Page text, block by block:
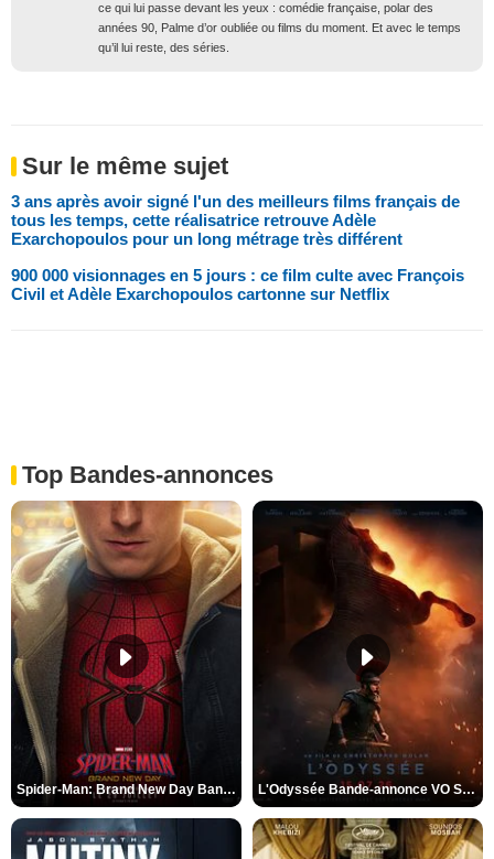
ce qui lui passe devant les yeux : comédie française, polar des
années 90, Palme d’or oubliée ou films du moment. Et avec le temps
qu’il lui reste, des séries.
Sur le même sujet
3 ans après avoir signé l'un des meilleurs films français de
tous les temps, cette réalisatrice retrouve Adèle
Exarchopoulos pour un long métrage très différent
900 000 visionnages en 5 jours : ce film culte avec François
Civil et Adèle Exarchopoulos cartonne sur Netflix
Top Bandes-annonces
Spider-Man: Brand New Day Bande-annonce VO STFR L'Odyssée Bande-annonce VO STFR